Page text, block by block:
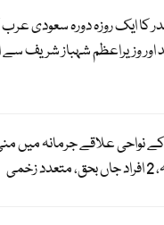
کا ایک روزہ دورہ سعودی عرب
اور وزیراعظم شہباز شریف
نواحی علاقے جرمانہ میں